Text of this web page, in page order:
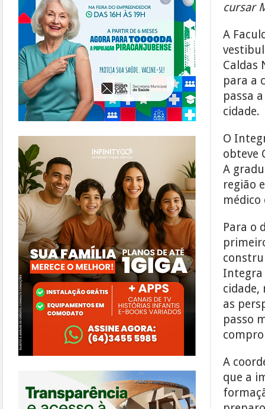
cursar
A
Caldas
para a
passa
cidade.
O
obteve
A
região
médico
Para o
Integra
as
passo
A
que a
https://www.infinitygo.com.br/
https://morrinhos.go.leg.br/